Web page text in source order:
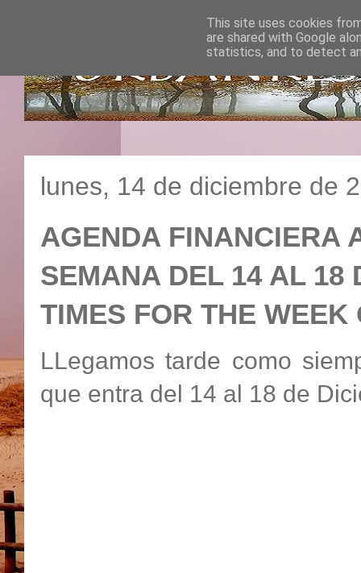
lunes, 14 de diciembre de
AGENDA FINANCIERA
SEMANA DEL 14 AL 18
TIMES FOR THE
LLegamos tarde como
que entra del 14 al 18 de
This site uses cookies
are shared with Google
statistics, and to detect